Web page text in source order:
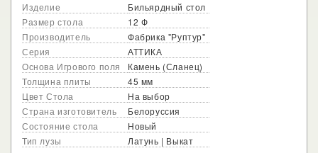
Изделие
Бильярдный стол
Размер стола
12 Ф
Производитель
Фабрика "Руптур"
Серия
АТТИКА
Основа Игрового поля
Камень (Сланец)
Толщина плиты
45 мм
Цвет Стола
На выбор
Страна изготовитель
Белоруссия
Состояние стола
Новый
Тип лузы
Латунь | Выкат